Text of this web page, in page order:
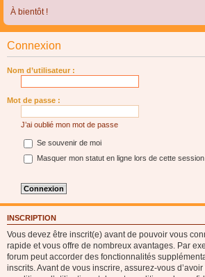
À bientôt !
Connexion
Nom d’utilisateur :
Mot de passe :
J’ai oublié mon mot de passe
Se souvenir de moi
Masquer mon statut en ligne lors de cette session
INSCRIPTION
Vous devez être inscrit(e) avant de pouvoir vous
rapide et vous offre de nombreux avantages. Par
forum peut accorder des fonctionnalités
inscrits. Avant de vous inscrire, assurez-vous